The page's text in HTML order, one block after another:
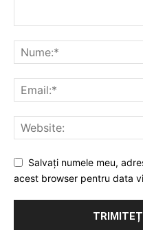
Salvați numele meu,
acest browser pentru data